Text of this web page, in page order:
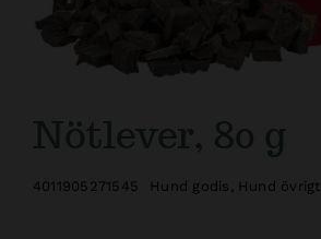
Nötlever, 80 g
4011905271545 Hund godis , Hund övrigt